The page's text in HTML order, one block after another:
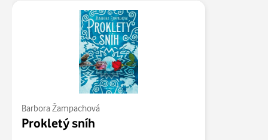
Barbora Žampachová
Prokletý sníh